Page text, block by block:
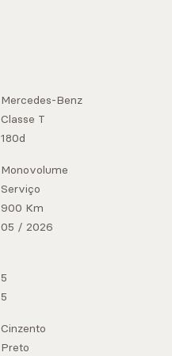
Mercedes-Benz
Classe T
180d
Monovolume
Serviço
900 Km
05 / 2026
5
5
Cinzento
Preto